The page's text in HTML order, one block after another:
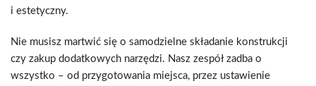
i estetyczny.
Nie musisz martwić się o samodzielne składanie konstrukcji
czy zakup dodatkowych narzędzi. Nasz zespół zadba o
wszystko – od przygotowania miejsca, przez ustawienie